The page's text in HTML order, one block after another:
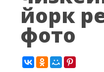
йорк
фото